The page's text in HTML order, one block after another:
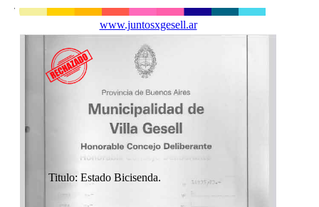
Titulo: Estado Bicisenda.
www.juntosxgesell.ar